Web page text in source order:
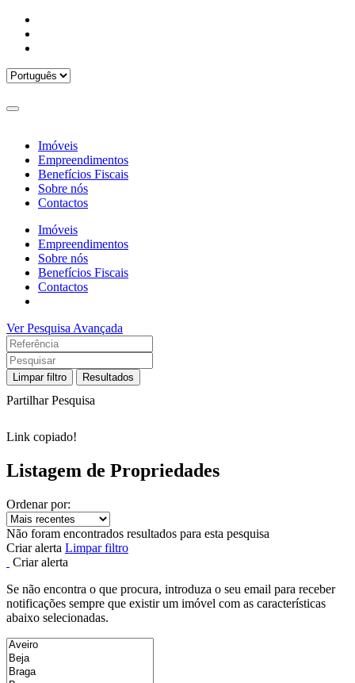
Imóveis
Empreendimentos
Benefícios Fiscais
Sobre nós
Contactos
Imóveis
Empreendimentos
Sobre nós
Benefícios Fiscais
Contactos
Ver Pesquisa Avançada
Limpar filtro Resultados
Partilhar Pesquisa
Link copiado!
Listagem de Propriedades
Ordenar por:
Não foram encontrados resultados para esta pesquisa
Criar alerta Limpar filtro
Criar alerta
Se não encontra o que procura, introduza o seu email para receber
notificações sempre que existir um imóvel com as características
abaixo selecionadas.